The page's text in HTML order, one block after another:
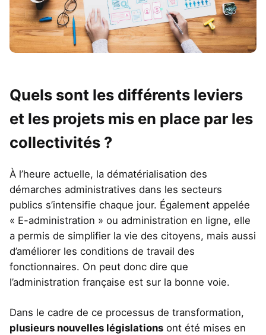
Quels sont les différents leviers
et les projets mis en place par les
collectivités ?
À l’heure actuelle, la dématérialisation des
démarches administratives dans les secteurs
publics s’intensifie chaque jour. Également appelée
« E-administration » ou administration en ligne, elle
a permis de simplifier la vie des citoyens, mais aussi
d’améliorer les conditions de travail des
fonctionnaires. On peut donc dire que
l’administration française est sur la bonne voie.
Dans le cadre de ce processus de transformation,
plusieurs nouvelles législations ont été mises en